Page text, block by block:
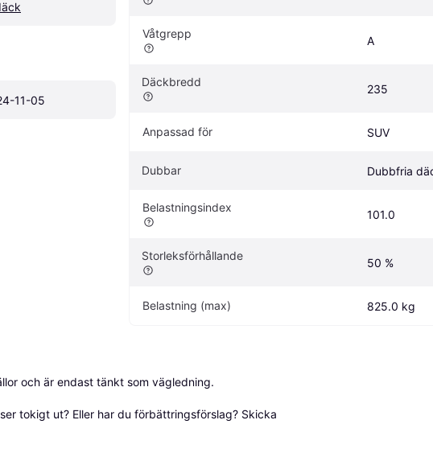
11-05
Våtgrepp
A
Däckbredd
235
Anpassad för SUV
Dubbar Dubbfria
Belastningsindex
101.0
Storleksförhållande
50 %
Belastning (max) 825.0 kg
och är endast tänkt som vägledning.
tokigt ut? Eller har du förbättringsförslag? Skicka